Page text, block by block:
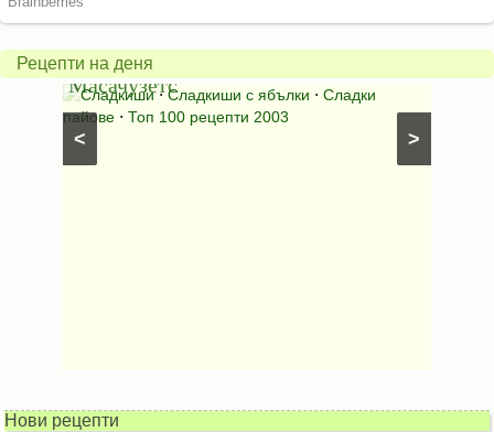
Рецепти на деня
>
<
пай
от
Масачузетс
Сладкиши⋅Сладкиши с ябълки ⋅ Сладки
пайове ⋅ Топ 100 рецепти 2003
питка
на
мама
Нови рецепти